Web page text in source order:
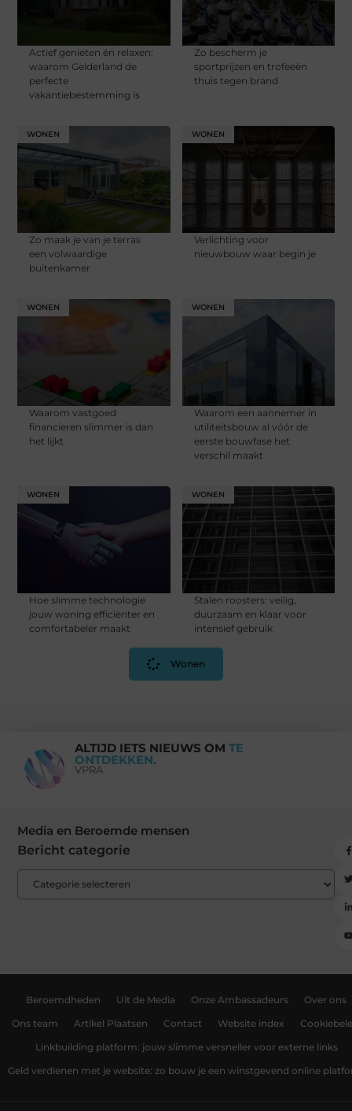
Actief genieten én relaxen:
waarom Gelderland de
perfecte
vakantiebestemming is
Zo bescherm je
sportprijzen en trofeeën
thuis tegen brand
WONEN
Zo maak je van je terras
een volwaardige
buitenkamer
WONEN
Verlichting voor
nieuwbouw waar begin je
WONEN
Waarom vastgoed
financieren slimmer is dan
het lijkt
WONEN
Waarom een aannemer in
utiliteitsbouw al vóór de
eerste bouwfase het
verschil maakt
WONEN
Hoe slimme technologie
jouw woning efficiënter en
comfortabeler maakt
WONEN
Stalen roosters: veilig,
duurzaam en klaar voor
intensief gebruik
Wonen
ALTIJD IETS NIEUWS OM TE
ONTDEKKEN.
VPRA
Media en Beroemde mensen
Bericht categorie
Beroemdheden Uit de Media Onze Ambassadeurs Over ons
Ons team Artikel Plaatsen Contact Website index
Linkbuilding platform: jouw slimme versneller voor externe links
Geld verdienen met je website: zo bouw je een winstgevend online